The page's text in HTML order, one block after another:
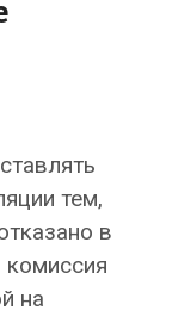
тем,
в
комиссия
на